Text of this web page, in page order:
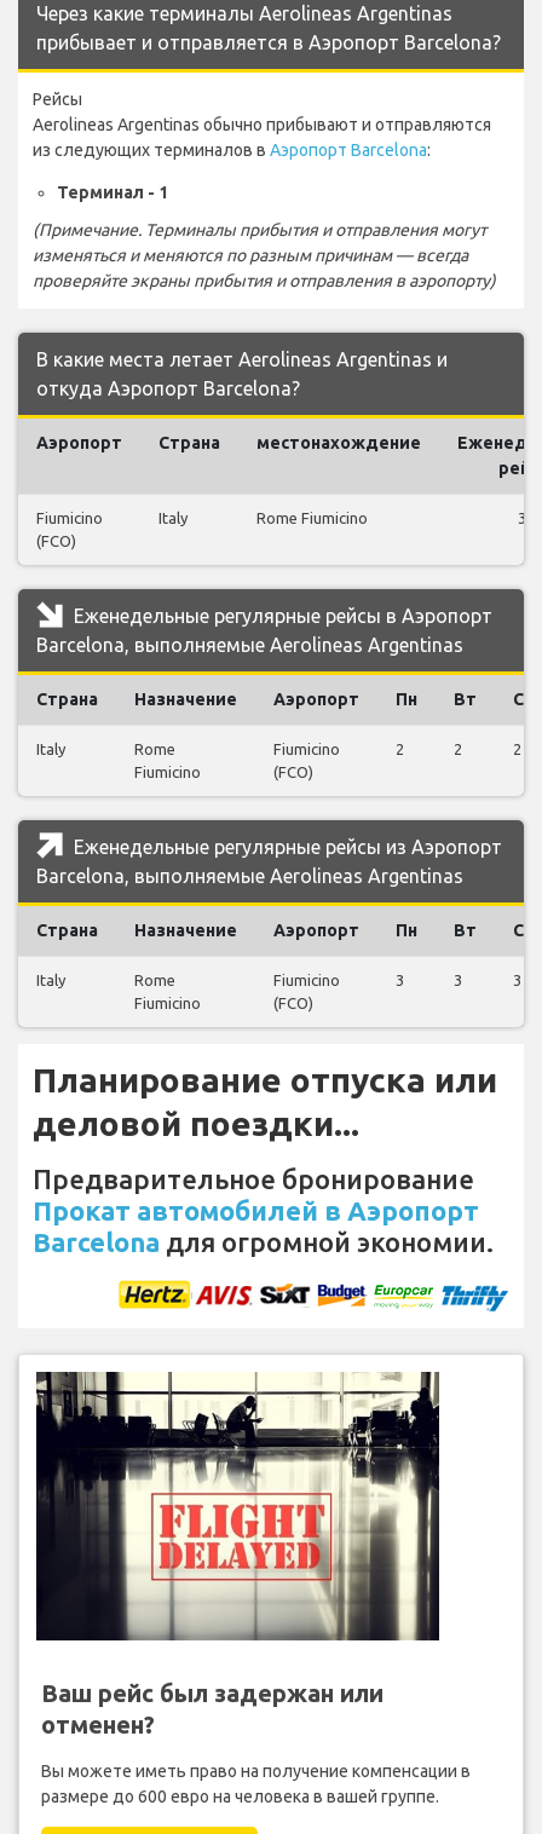
Через какие терминалы Aerolineas Argentinas
прибывает и отправляется в Аэропорт Barcelona?
Рейсы
Aerolineas Argentinas обычно прибывают и отправляются
из следующих терминалов в Аэропорт Barcelona:
Терминал - 1
(Примечание. Терминалы прибытия и отправления могут
изменяться и меняются по разным причинам — всегда
проверяйте экраны прибытия и отправления в аэропорту)
В какие места летает Aerolineas Argentinas и
откуда Аэропорт Barcelona?
Аэропорт Страна местонахождение
Fiumicino
(FCO)
Italy Rome Fiumicino 32
Еженедельные регулярные рейсы в Аэропорт
Barcelona, выполняемые Aerolineas Argentinas
Страна Назначение Аэропорт Пн Вт Ср
Italy
Rome
Fiumicino
Fiumicino
(FCO)
2 2 2
Еженедельные регулярные рейсы из Аэропорт
Barcelona, выполняемые Aerolineas Argentinas
Страна Назначение Аэропорт Пн Вт Ср
Italy
Rome
Fiumicino
Fiumicino
(FCO)
3 3 3
Планирование отпуска или
деловой поездки...
Предварительное бронирование
Прокат автомобилей в Аэропорт
Barcelona для огромной экономии.
Ваш рейс был задержан или
отменен?
Вы можете иметь право на получение компенсации в
размере до 600 евро на человека в вашей группе.